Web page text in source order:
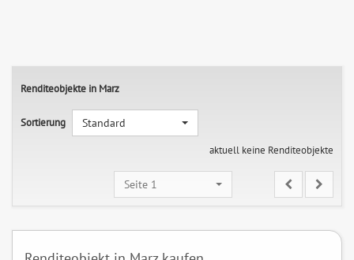
Renditeobjekte in Marz
Sortierung
Standard
aktuell keine Renditeobjekte
Seite 1